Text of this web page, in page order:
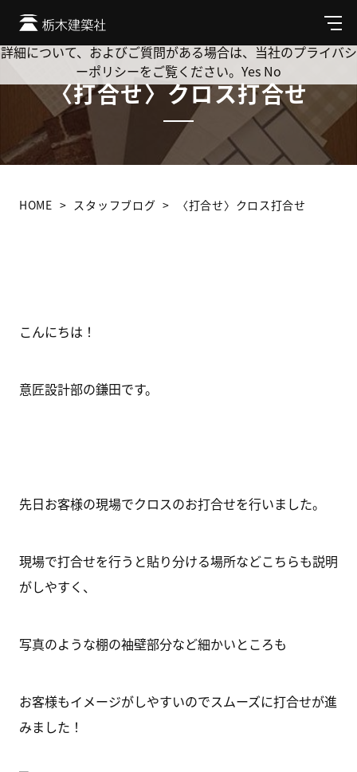
メ
ニ
ュ
〈打合せ〉クロス打合せ
HOME スタッフブログ 〈打合せ〉クロス打合せ
こんにちは！
意匠設計部の鎌田です。
先日お客様の現場でクロスのお打合せを行いました。
現場で打合せを行うと貼り分ける場所などこちらも説明
がしやすく、
写真のような棚の袖壁部分など細かいところも
お客様もイメージがしやすいのでスムーズに打合せが進
みました！
Cookie を使用して、お客様の活動を追跡してもよろしいです
か? 当社ではお客様のプライバシーを極めて重視しています。
詳細について、およびご質問がある場合は、当社のプライバシ
ーポリシーをご覧ください。 Yes No